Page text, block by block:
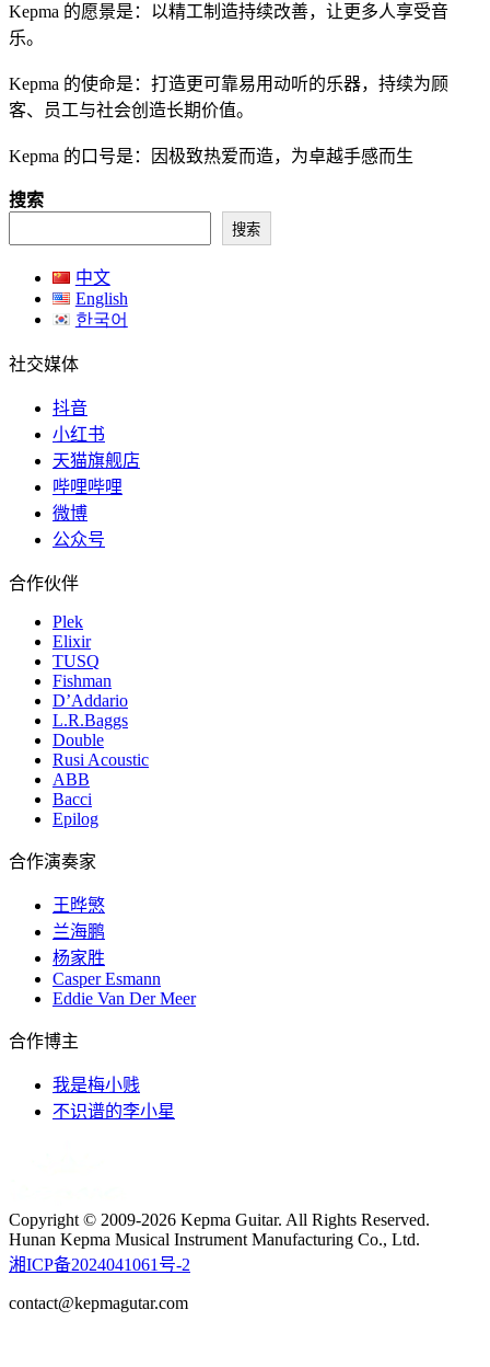
Kepma 的愿景是：以精工制造持续改善，让更多人享受音
乐。
Kepma 的使命是：打造更可靠易用动听的乐器，持续为顾
客、员工与社会创造长期价值。
Kepma 的口号是：因极致热爱而造，为卓越手感而生
搜索
搜索
中文
English
한국어
社交媒体
抖音
小红书
天猫旗舰店
哔哩哔哩
微博
公众号
合作伙伴
Plek
Elixir
TUSQ
Fishman
D’Addario
L.R.Baggs
Double
Rusi Acoustic
ABB
Bacci
Epilog
合作演奏家
王晔慜
兰海鹏
杨家胜
Casper Esmann
Eddie Van Der Meer
合作博主
我是梅小贱
不识谱的李小星
Copyright © 2009-2026 Kepma Guitar. All Rights Reserved.
Hunan Kepma Musical Instrument Manufacturing Co., Ltd.
湘ICP备2024041061号-2
contact@kepmagutar.com